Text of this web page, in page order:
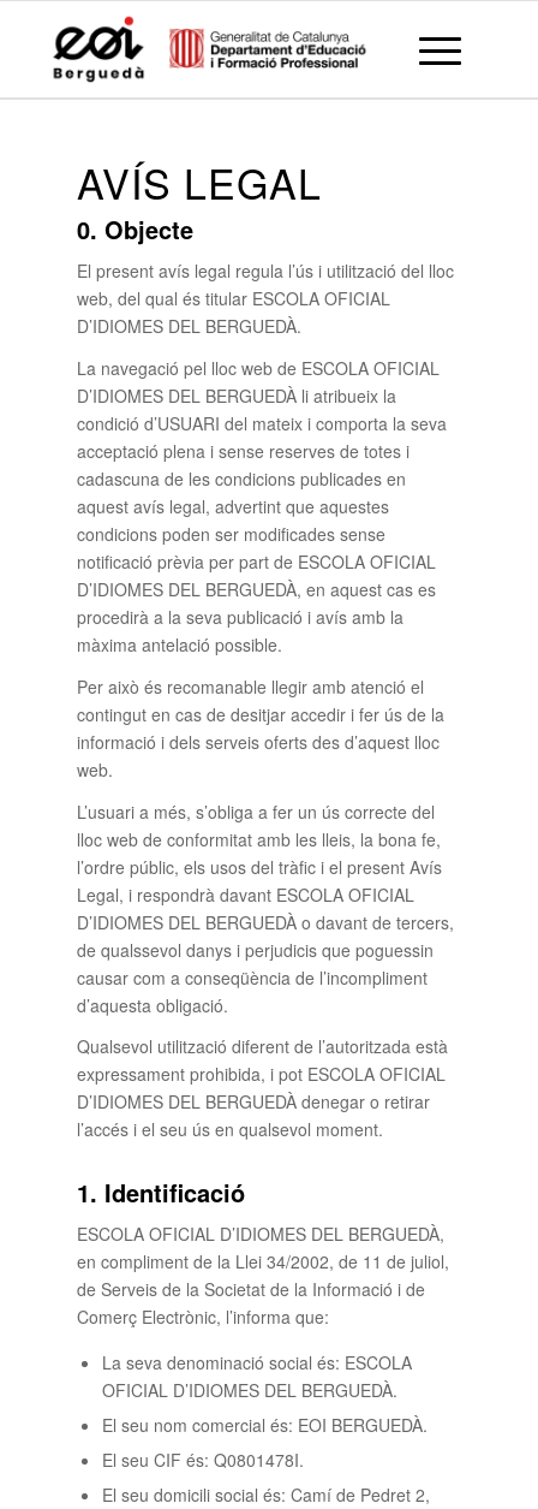
AVÍS LEGAL
0. Objecte
El present avís legal regula l’ús i utilització del lloc
web, del qual és titular ESCOLA OFICIAL
D’IDIOMES DEL BERGUEDÀ.
La navegació pel lloc web de ESCOLA OFICIAL
D’IDIOMES DEL BERGUEDÀ li atribueix la
condició d’USUARI del mateix i comporta la seva
acceptació plena i sense reserves de totes i
cadascuna de les condicions publicades en
aquest avís legal, advertint que aquestes
condicions poden ser modificades sense
notificació prèvia per part de ESCOLA OFICIAL
D’IDIOMES DEL BERGUEDÀ, en aquest cas es
procedirà a la seva publicació i avís amb la
màxima antelació possible.
Per això és recomanable llegir amb atenció el
contingut en cas de desitjar accedir i fer ús de la
informació i dels serveis oferts des d’aquest lloc
web.
L’usuari a més, s’obliga a fer un ús correcte del
lloc web de conformitat amb les lleis, la bona fe,
l’ordre públic, els usos del tràfic i el present Avís
Legal, i respondrà davant ESCOLA OFICIAL
D’IDIOMES DEL BERGUEDÀ o davant de tercers,
de qualssevol danys i perjudicis que poguessin
causar com a conseqüència de l’incompliment
d’aquesta obligació.
Qualsevol utilització diferent de l’autoritzada està
expressament prohibida, i pot ESCOLA OFICIAL
D’IDIOMES DEL BERGUEDÀ denegar o retirar
l’accés i el seu ús en qualsevol moment.
1. Identificació
ESCOLA OFICIAL D’IDIOMES DEL BERGUEDÀ,
en compliment de la Llei 34/2002, de 11 de juliol,
de Serveis de la Societat de la Informació i de
Comerç Electrònic, l’informa que:
La seva denominació social és: ESCOLA
OFICIAL D’IDIOMES DEL BERGUEDÀ.
El seu nom comercial és: EOI BERGUEDÀ.
El seu CIF és: Q0801478I.
El seu domicili social és: Camí de Pedret 2,